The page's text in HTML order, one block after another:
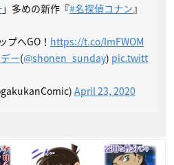
」多めの新作『#名探偵コナン』
プへGO！ https://t.co/ImFWOM
ー(@shonen_sunday) pic.twitt
April 23, 2020